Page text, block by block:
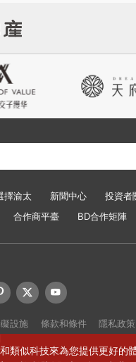
擇渝太 新聞中心
投資者
合作商平臺 BD合作矩陣
 
設施 條款和條件
隱私政策
類似科技來為您提供更好的